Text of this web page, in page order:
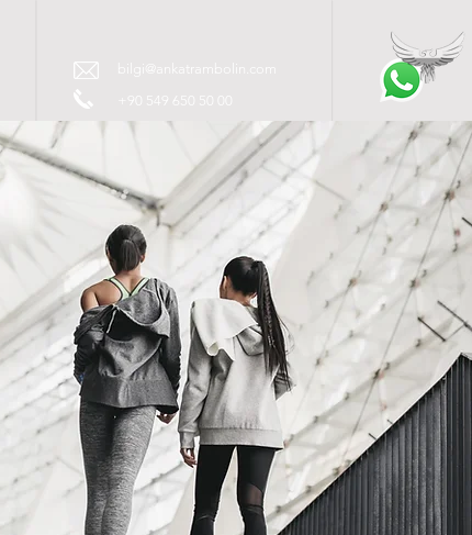
bilgi@ankatrambolin.com
+90 549 650 50 00